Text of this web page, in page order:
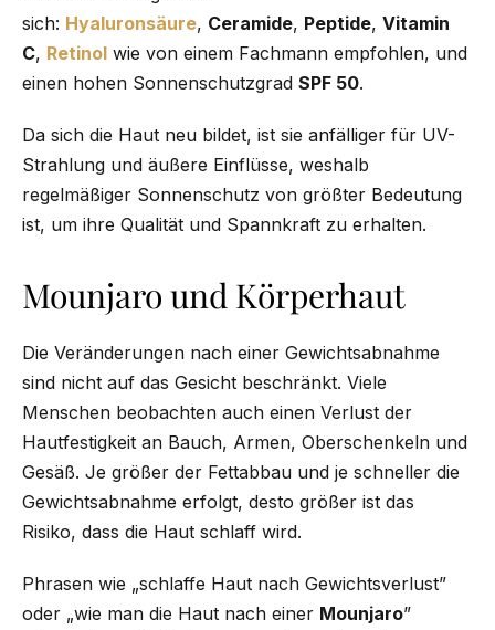
sich: Hyaluronsäure, Ceramide, Peptide, Vitamin
C, Retinol wie von einem Fachmann empfohlen, und
einen hohen Sonnenschutzgrad SPF 50.
Da sich die Haut neu bildet, ist sie anfälliger für UV-
Strahlung und äußere Einflüsse, weshalb
regelmäßiger Sonnenschutz von größter Bedeutung
ist, um ihre Qualität und Spannkraft zu erhalten.
Mounjaro und Körperhaut
Die Veränderungen nach einer Gewichtsabnahme
sind nicht auf das Gesicht beschränkt. Viele
Menschen beobachten auch einen Verlust der
Hautfestigkeit an Bauch, Armen, Oberschenkeln und
Gesäß. Je größer der Fettabbau und je schneller die
Gewichtsabnahme erfolgt, desto größer ist das
Risiko, dass die Haut schlaff wird.
Phrasen wie „schlaffe Haut nach Gewichtsverlust”
oder „wie man die Haut nach einer Mounjaro”